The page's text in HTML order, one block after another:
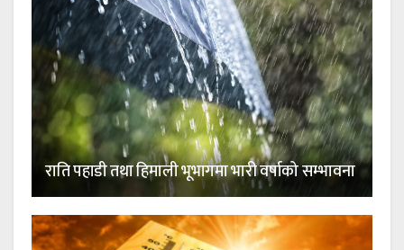
राति पहाडी तथा हिमाली भूभागमा भारी वर्षाको सम्भावना